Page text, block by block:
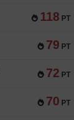
118 PT
79 PT
72 PT
70 PT